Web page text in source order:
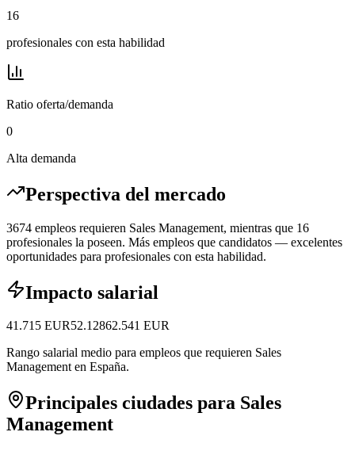
16
profesionales con esta habilidad
Ratio oferta/demanda
0
Alta demanda
Perspectiva del mercado
3674 empleos requieren Sales Management, mientras que 16
profesionales la poseen. Más empleos que candidatos — excelentes
oportunidades para profesionales con esta habilidad.
Impacto salarial
41.715 EUR52.12862.541 EUR
Rango salarial medio para empleos que requieren Sales
Management en España.
Principales ciudades para Sales
Management